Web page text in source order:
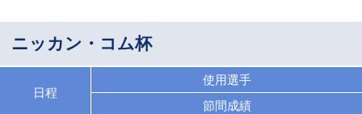
ニッカン・コム杯
日程
使用選手
節間成績